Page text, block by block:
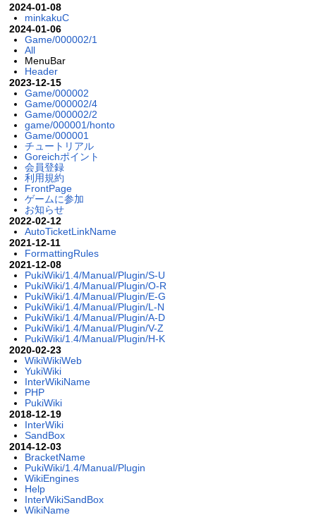
2024-01-08
minkakuC
2024-01-06
Game/000002/1
All
MenuBar
Header
2023-12-15
Game/000002
Game/000002/4
Game/000002/2
game/000001/honto
Game/000001
チュートリアル
Goreichポイント
会員登録
利用規約
FrontPage
ゲームに参加
お知らせ
2022-02-12
AutoTicketLinkName
2021-12-11
FormattingRules
2021-12-08
PukiWiki/1.4/Manual/Plugin/S-U
PukiWiki/1.4/Manual/Plugin/O-R
PukiWiki/1.4/Manual/Plugin/E-G
PukiWiki/1.4/Manual/Plugin/L-N
PukiWiki/1.4/Manual/Plugin/A-D
PukiWiki/1.4/Manual/Plugin/V-Z
PukiWiki/1.4/Manual/Plugin/H-K
2020-02-23
WikiWikiWeb
YukiWiki
InterWikiName
PHP
PukiWiki
2018-12-19
InterWiki
SandBox
2014-12-03
BracketName
PukiWiki/1.4/Manual/Plugin
WikiEngines
Help
InterWikiSandBox
WikiName